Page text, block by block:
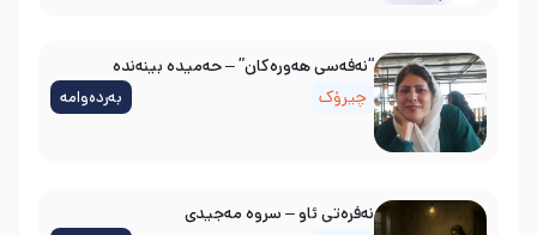
“نەفەسی هەورەکان” – حەمیدە بینەندە
چیرۆک
بەردەوامە
نه‌فره‌تی ئاو – سروه‌ مه‌جیدی